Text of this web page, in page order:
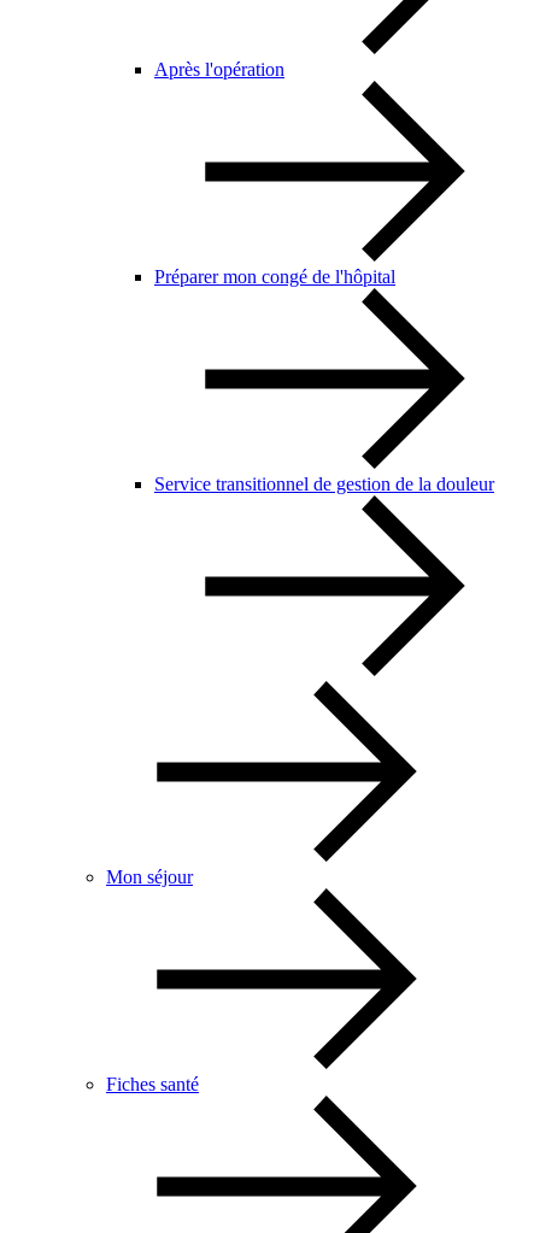
Après l'opération
Préparer mon congé de l'hôpital
Service transitionnel de gestion de la douleur
Mon séjour
Fiches santé